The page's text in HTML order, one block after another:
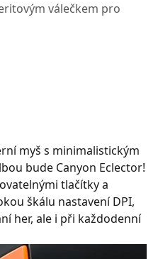
válečkem pro
myš s minimalistickým
bude Canyon Eclector!
tlačítky a
škálu nastavení DPI,
her, ale i při každodenní